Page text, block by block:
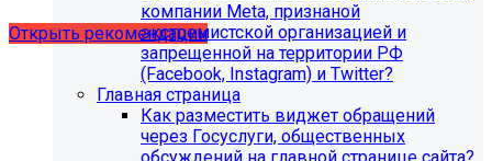
Открыть рекомендации
компании Meta, признаной
экстремистской организацией и
запрещенной на территории РФ
(Facebook, Instagram) и Twitter?
Главная страница
Как разместить виджет обращений
через Госуслуги, общественных